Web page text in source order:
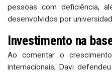
pessoas com deficiência,
desenvolvidos por
Investimento na
Ao comentar o
internacionais, Davi